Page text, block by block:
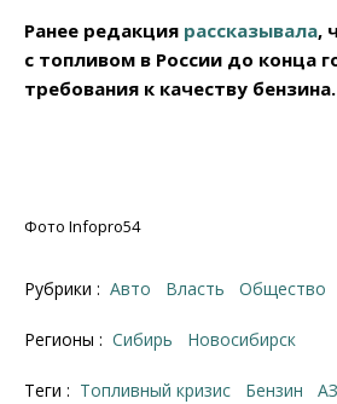
Ранее редакция рассказывала,
с топливом в России до конца
требования к качеству бензина.
Фото Infopro54
Рубрики : Авто Власть Общество
Регионы : Сибирь Новосибирск
Теги : топливный кризис бензин